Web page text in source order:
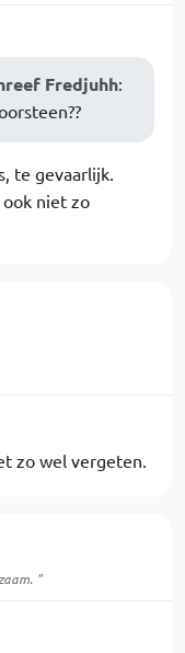
Fredjuhh:
te gevaarlijk.
niet zo
zo wel vergeten.
"